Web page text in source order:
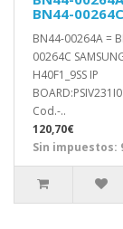
BN44-00264C
BN44-00264A =
00264C
H40F1_9SS IP
Cod.-..
120,70€
Sin impuestos: